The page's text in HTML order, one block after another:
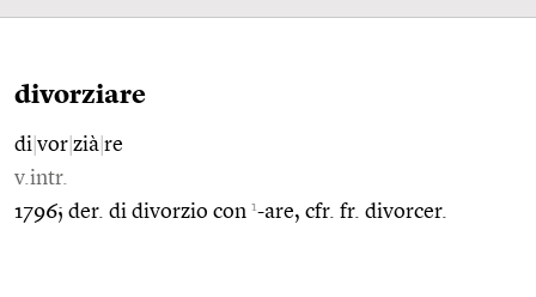
divorziare
di vor zià re
v.intr.
1796; der. di divorzio con 1-are, cfr. fr. divorcer.